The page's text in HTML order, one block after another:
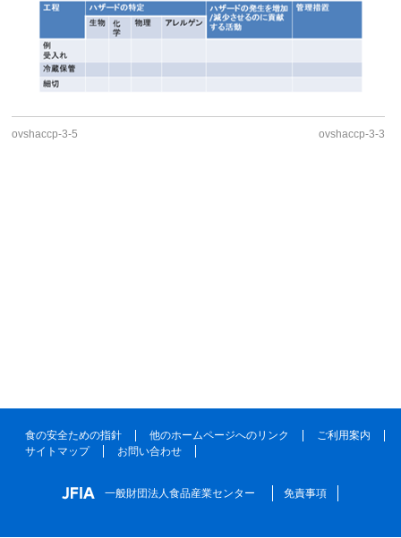
ovshaccp-3-5 ovshaccp-3-3
食の安全ための指針 他のホームページへのリンク
ご利用案内
サイトマップ
お問い合わせ
一般財団法人食品産業センター 免責事項